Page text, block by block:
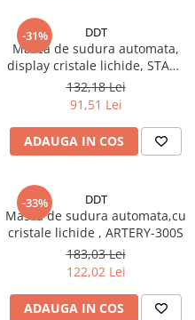
-31% DDT
Masca de sudura automata,
display cristale lichide, START
, 93 x 42 mm
132,18 Lei
91,51 Lei
ADAUGA IN COS
-33% DDT
Masca de sudura automata,cu
cristale lichide , ARTERY-300S
183,03 Lei
122,02 Lei
ADAUGA IN COS